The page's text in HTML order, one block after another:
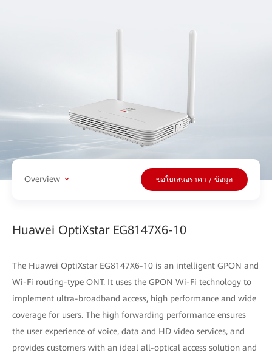
Overview ขอใบเสนอราคา / ข้อมูล
Huawei OptiXstar EG8147X6-10
The Huawei OptiXstar EG8147X6-10 is an intelligent GPON and
Wi-Fi routing-type ONT. It uses the GPON Wi-Fi technology to
implement ultra-broadband access, high performance and wide
coverage for users. The high forwarding performance ensures
the user experience of voice, data and HD video services, and
provides customers with an ideal all-optical access solution and